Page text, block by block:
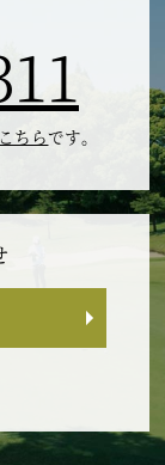
こちらです。